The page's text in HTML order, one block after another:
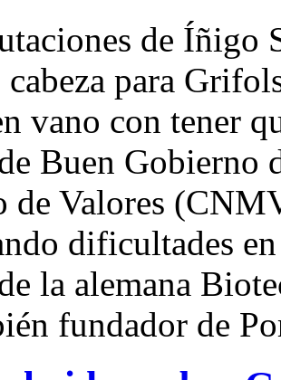
de Íñigo
para
vano con tener
Buen Gobierno
de Valores
dificultades
la alemana
fundador de